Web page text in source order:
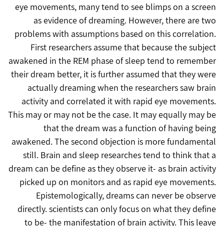
eye movements, many tend to see blimps on a screen
as evidence of dreaming. However, there are two
problems with assumptions based on this correlation.
First researchers assume that because the subject
awakened in the REM phase of sleep tend to remember
their dream better, it is further assumed that they were
actually dreaming when the researchers saw brain
activity and correlated it with rapid eye movements.
This may or may not be the case. It may equally may be
that the dream was a function of having being
awakened. The second objection is more fundamental
still. Brain and sleep researches tend to think that a
dream can be define as they observe it- as brain activity
picked up on monitors and as rapid eye movements.
Epistemologically, dreams can never be observe
directly. scientists can only focus on what they define
to be- the manifestation of brain activity. This leave